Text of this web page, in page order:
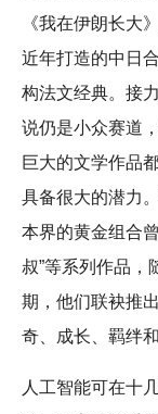
《我在伊朗长大
近年打造的中日
构法文经典。接
说仍是小众赛道
巨大的文学作品
具备很大的潜力
本界的黄金组合
叔”等系列作品，
期，他们联袂推
奇、成长、羁绊
人工智能可在十